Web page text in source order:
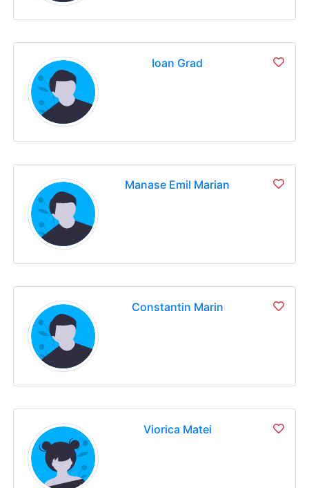
Ioan Grad
Manase Emil Marian
Constantin Marin
Viorica Matei